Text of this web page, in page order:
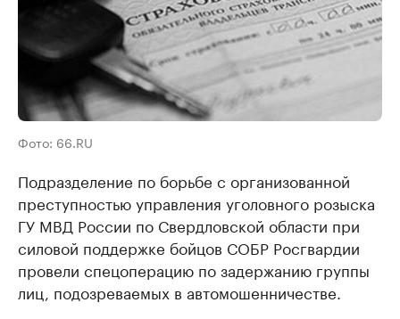
Фото: 66.RU
Подразделение по борьбе с организованной
преступностью управления уголовного розыска
ГУ МВД России по Свердловской области при
силовой поддержке бойцов СОБР Росгвардии
провели спецоперацию по задержанию группы
лиц, подозреваемых в автомошенничестве.